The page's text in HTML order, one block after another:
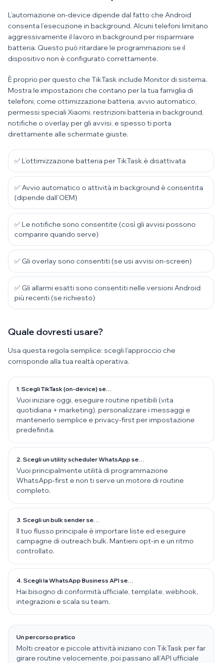
L’automazione on-device dipende dal fatto che Android
consenta l’esecuzione in background. Alcuni telefoni limitano
aggressivamente il lavoro in background per risparmiare
batteria. Questo può ritardare le programmazioni se il
dispositivo non è configurato correttamente.
È proprio per questo che TikTask include Monitor di sistema.
Mostra le impostazioni che contano per la tua famiglia di
telefoni, come ottimizzazione batteria, avvio automatico,
permessi speciali Xiaomi, restrizioni batteria in background,
notifiche o overlay per gli avvisi, e spesso ti porta
direttamente alle schermate giuste.
✅ L’ottimizzazione batteria per TikTask è disattivata
✅ Avvio automatico o attività in background è consentita
(dipende dall’OEM)
✅ Le notifiche sono consentite (così gli avvisi possono
comparire quando serve)
✅ Gli overlay sono consentiti (se usi avvisi on-screen)
✅ Gli allarmi esatti sono consentiti nelle versioni Android
più recenti (se richiesto)
Quale dovresti usare?
Usa questa regola semplice: scegli l’approccio che
corrisponde alla tua realtà operativa.
1. Scegli TikTask (on-device) se…
Vuoi iniziare oggi, eseguire routine ripetibili (vita
quotidiana + marketing), personalizzare i messaggi e
mantenerlo semplice e privacy-first per impostazione
predefinita.
2. Scegli un utility scheduler WhatsApp se…
Vuoi principalmente utilità di programmazione
WhatsApp-first e non ti serve un motore di routine
completo.
3. Scegli un bulk sender se…
Il tuo flusso principale è importare liste ed eseguire
campagne di outreach bulk. Mantieni opt-in e un ritmo
controllato.
4. Scegli la WhatsApp Business API se…
Hai bisogno di conformità ufficiale, template, webhook,
integrazioni e scala su team.
Un percorso pratico
Molti creator e piccole attività iniziano con TikTask per far
girare routine velocemente, poi passano all’API ufficiale